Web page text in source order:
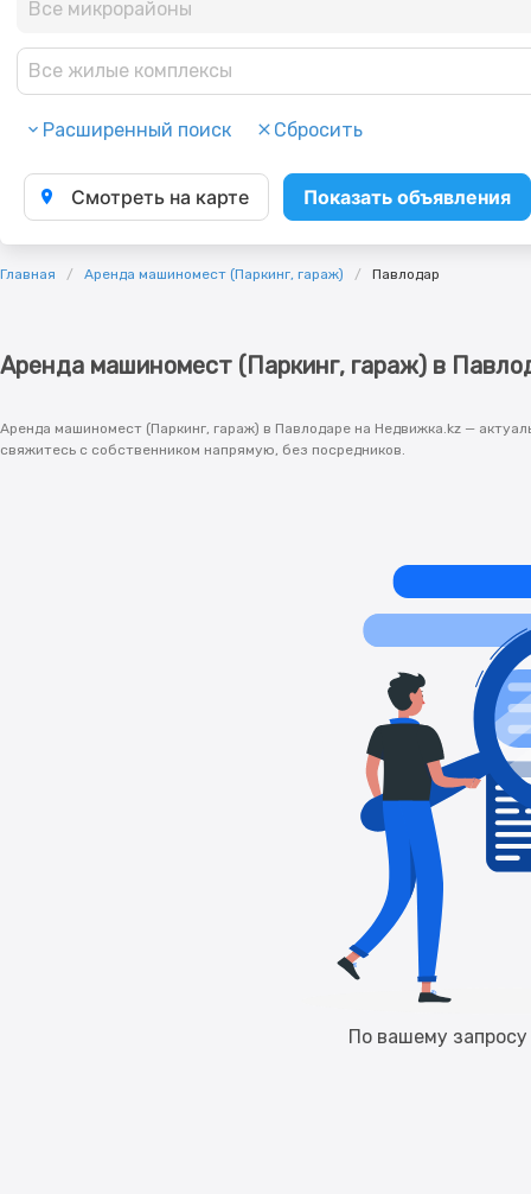
Все микрорайоны
Все жилые комплексы
Расширенный поиск Сбросить
Смотреть на карте Показать объявления
Главная Аренда машиномест (Паркинг, гараж) Павлодар
Аренда машиномест (Паркинг, гараж) в
Аренда машиномест (Паркинг, гараж) в Павлодаре на Недвижка.kz —
свяжитесь с собственником напрямую, без посредников.
По вашему